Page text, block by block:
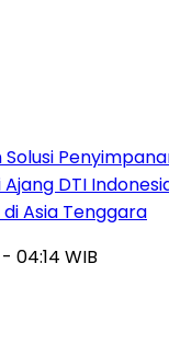
Solusi
DTI
Asia Tenggara
04:14 WIB